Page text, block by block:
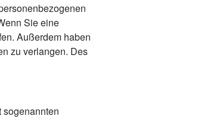
Sie eine
Außerdem haben
zu verlangen. Des
sogenannten